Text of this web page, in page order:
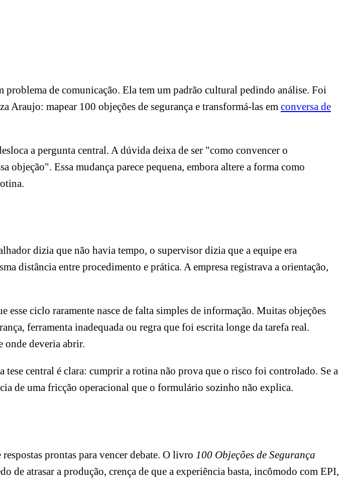
problema de comunicação. Ela tem um padrão cultural pedindo análise. Foi
Araujo: mapear 100 objeções de segurança e transformá-las em conversa de
a pergunta central. A dúvida deixa de ser "como convencer o
objeção". Essa mudança parece pequena, embora altere a forma como
dizia que não havia tempo, o supervisor dizia que a equipe era
distância entre procedimento e prática. A empresa registrava a orientação,
ciclo raramente nasce de falta simples de informação. Muitas objeções
ferramenta inadequada ou regra que foi escrita longe da tarefa real.
onde deveria abrir.
tese central é clara: cumprir a rotina não prova que o risco foi controlado. Se a
de uma fricção operacional que o formulário sozinho não explica.
prontas para vencer debate. O livro 100 Objeções de Segurança
de atrasar a produção, crença de que a experiência basta, incômodo com EPI,